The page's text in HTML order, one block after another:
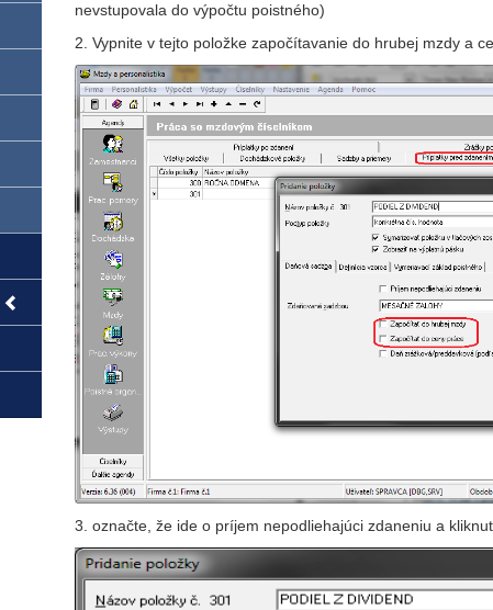
nevstupovala do výpočtu poistného)
2. Vypnite v tejto položke započítavanie do hrubej mzdy a
3. označte, že ide o príjem nepodliehajúci zdaneniu a